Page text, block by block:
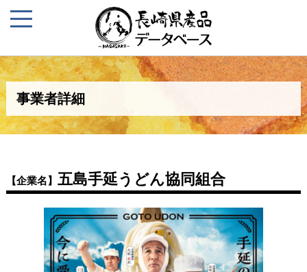
事業者詳細
【企業名】 五島手延うどん協同組合